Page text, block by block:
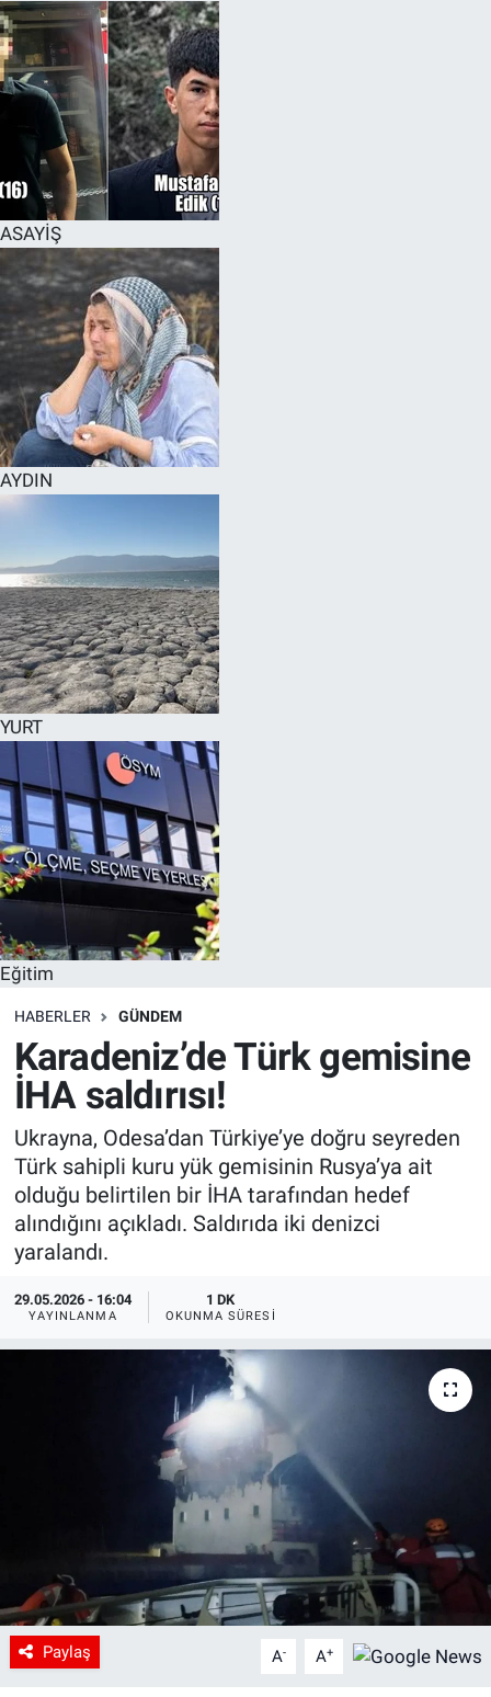
ASAYİŞ
AYDIN
YURT
Eğitim
HABERLER GÜNDEM
Karadeniz’de Türk gemisine
İHA saldırısı!
Ukrayna, Odesa’dan Türkiye’ye doğru seyreden
Türk sahipli kuru yük gemisinin Rusya’ya ait
olduğu belirtilen bir İHA tarafından hedef
alındığını açıkladı. Saldırıda iki denizci
yaralandı.
29.05.2026 - 16:04
YAYINLANMA
1 DK
OKUNMA SÜRESI
Paylaş A- A+